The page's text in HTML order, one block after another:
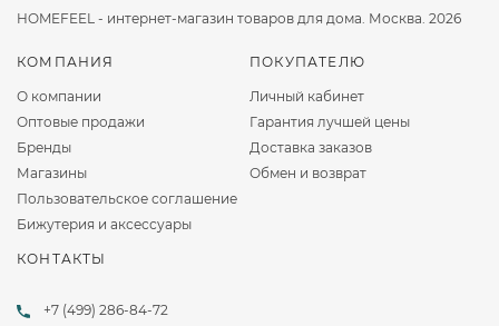
КОМПАНИЯ
О компании
Оптовые продажи
Бренды
Магазины
Пользовательское соглашение
Бижутерия и аксессуары
ПОКУПАТЕЛЮ
Личный кабинет
Гарантия лучшей цены
Доставка заказов
Обмен и возврат
КОНТАКТЫ
+7 (499) 286-84-72
HOMEFEEL - интернет-магазин товаров для дома. Москва. 2026